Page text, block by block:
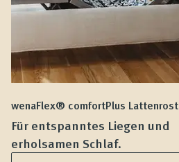
wenaFlex® comfortPlus Lattenrost
Für entspanntes Liegen und
erholsamen Schlaf.